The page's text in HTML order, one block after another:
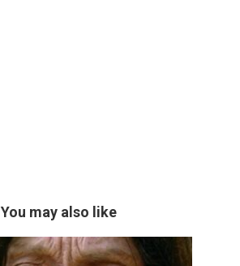
You may also like